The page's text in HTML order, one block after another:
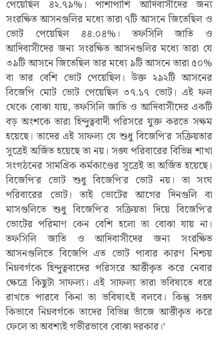
পেয়েছিল ৪২.৭৯%। পাশাপাশি আদিবাসীদের জন্য
সংরক্ষিত আসনগুলির মধ্যে তারা ৭টি আসনে জিতেছিল ও
ভোট পেয়েছিল ৪৪.০৪%। তফসিলি জাতি ও
আদিবাসীদের জন্য সংরক্ষিত আসনগুলির মধ্যে তারা যে
৩৯টি আসনে জিতেছিল তার মধ্যে ৯টি আসনে তারা ৫০%
বা তার বেশি ভোট পেয়েছিল। উক্ত ২৯২টি আসনের
বিজেপি মোট ভোট পেয়েছিল ৩৭.১৭ ভোট। এই ফল
থেকে বোঝা যায়, তফসিলি জাতি ও আদিবাসীদের একটি
বড় অংশকে তারা হিন্দুত্ববাদী পরিসরে যুক্ত করতে সক্ষম
হয়েছে। তাদের এই সাফল্য যে শুধু বিজেপি'র সক্রিয়তার
সূত্রেই অর্জিত হয়েছে তা নয়। সঙ্ঘ পরিবারের বিভিন্ন শাখা
সংগঠনের সামগ্রিক কর্মকাণ্ডের সূত্রেই তা অর্জিত হয়েছে।
বিজেপি'র ভোট শুধু বিজেপি'র ভোট নয়। তা সংঘ
পরিবারের ভোট। তাই ভোটের আগের দিনগুলি বা
মাসগুলিতে শুধু বিজেপি'র সক্রিয়তা দিয়ে বিজেপি'র
ভোটের পরিমাণ কেন বেশি হলো তা বোঝা যায় না।
তফসিলি জাতি ও আদিবাসীদের জন্য সংরক্ষিত
আসনগুলিতে বিজেপি এত ভোট পাবার কারণ নিশ্চয়
নিম্নবর্গকে হিন্দুত্ববাদের পরিসরে আত্তীকৃত করে নেবার
ক্ষেত্রে কিছুটা সাফল্য। এই সাফল্য তারা ভবিষ্যতে ধরে
রাখতে পারবে কিনা তা ভবিষ্যৎই বলবে। কিন্তু সঙ্ঘ
কিভাবে নিম্নবর্গকে তাদের বিভিন্ন ভাঁজে আত্তীকৃত করে
ফেলে তা অবশ্যই গভীরভাবে বোঝা দরকার।’